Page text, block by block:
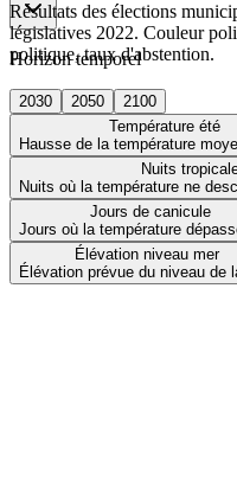
Horizon temporel
2030 2050
2100
Température été
Hausse de la température
Nuits
Nuits où la température ne
Jours de canicule
Jours où la température
Élévation niveau mer
Élévation prévue du niveau de
Résultats des élections
législatives 2022. Couleur
politique, taux d'abstention.